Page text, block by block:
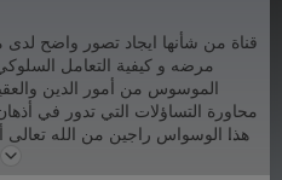
قناة من شأنها ايجاد تصور واضح
مرضه و كيفية التعامل
الموسوس من أمور الدين
محاورة التساؤلات التي تدور في
هذا الوسواس راجين من الله تعالى
يعانونه من ظلمات هذا المرض